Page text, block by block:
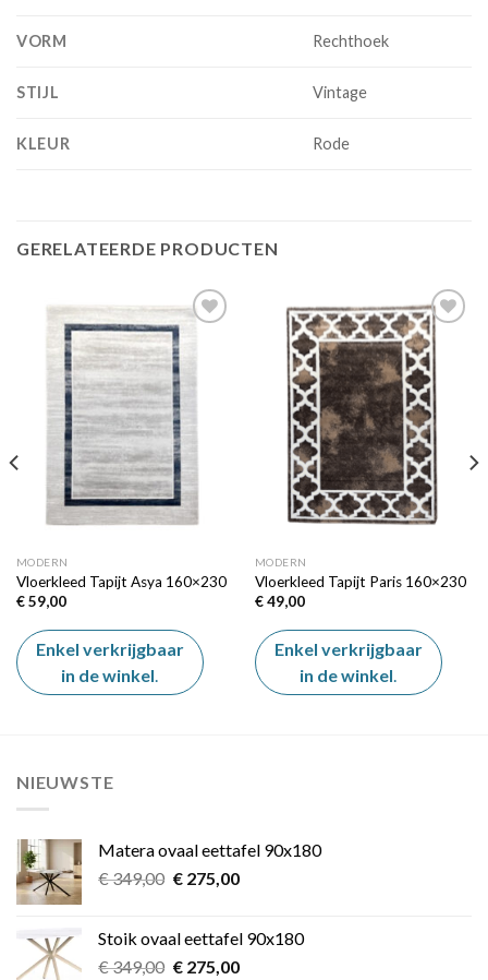
VORM Rechthoek
STIJL Vintage
KLEUR Rode
GERELATEERDE PRODUCTEN
wishlist
MODERN
Vloerkleed Tapijt Asya 160×230
€59,00
Enkel verkrijgbaar
in de winkel.
Add to
wishlist
MODERN
Vloerkleed Tapijt Paris 160×230
€49,00
Enkel verkrijgbaar
in de winkel.
NIEUWSTE
Matera ovaal eettafel 90x180
€349,00 Oorspronkelijke
€ 349,00.
€275,00Huidige
€ 275,00.
Stoik ovaal eettafel 90x180
€349,00 Oorspronkelijke
€275,00Huidige